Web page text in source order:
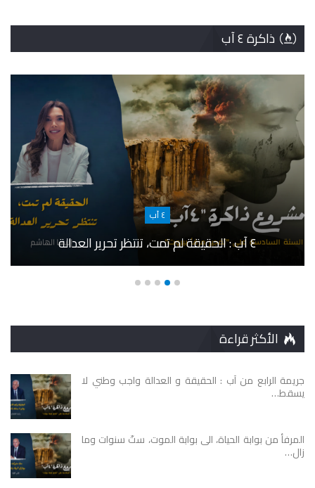
ذاكرة ٤ آب
٤ آب
٤ آب : الحقيقة لم تمت، تنتظر تحرير العدالة
الأكثر قراءة
جريمة الرابع من آب : الحقيقة و العدالة واجب وطني لا
يسقط…
المرفأ من بوابة الحياة، الى بوابة الموت، ستّ سنوات وما
زال…